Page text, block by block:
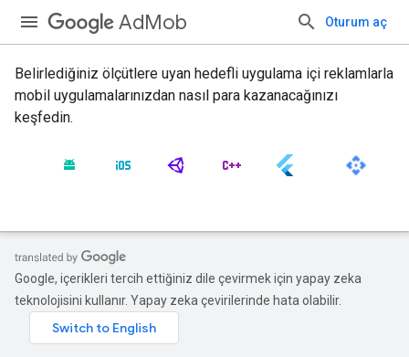
AdMob Oturum aç
Belirlediğiniz ölçütlere uyan hedefli uygulama içi reklamlarla
mobil uygulamalarınızdan nasıl para kazanacağınızı
keşfedin.
Google, içerikleri tercih ettiğiniz dile çevirmek için yapay zeka
teknolojisini kullanır. Yapay zeka çevirilerinde hata olabilir.